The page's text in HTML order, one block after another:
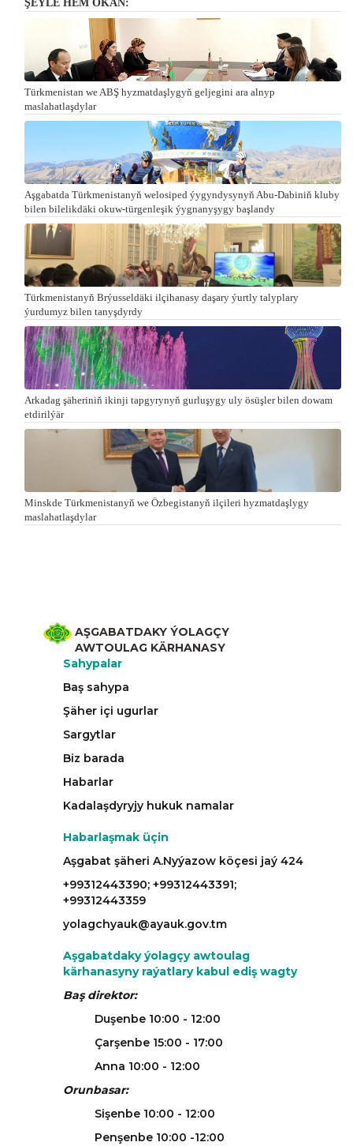
ŞEÝLE HEM OKAŇ:
Türkmenistan we ABŞ hyzmatdaşlygyň geljegini ara alnyp
maslahatlaşdylar
Aşgabatda Türkmenistanyň welosiped ýygyndysynyň Abu-Dabiniň kluby
bilen bilelikdäki okuw-türgenleşik ýygnanyşygy başlandy
Türkmenistanyň Brýusseldäki ilçihanasy daşary ýurtly talyplary
ýurdumyz bilen tanyşdyrdy
Arkadag şäheriniň ikinji tapgyrynyň gurluşygy uly ösüşler bilen dowam
etdirilýär
Minskde Türkmenistanyň we Özbegistanyň ilçileri hyzmatdaşlygy
maslahatlaşdylar
AŞGABATDAKY ÝOLAGÇY
AWTOULAG KÄRHANASY
Sahypalar
Baş sahypa
Şäher içi ugurlar
Sargytlar
Biz barada
Habarlar
Kadalaşdyryjy hukuk namalar
Habarlaşmak üçin
Aşgabat şäheri A.Nyýazow köçesi jaý 424
+99312443390; +99312443391;
+99312443359
yolagchyauk@ayauk.gov.tm
Aşgabatdaky ýolagçy awtoulag
kärhanasyny raýatlary kabul ediş wagty
Baş direktor:
Duşenbe 10:00 - 12:00
Çarşenbe 15:00 - 17:00
Anna 10:00 - 12:00
Orunbasar:
Sişenbe 10:00 - 12:00
Penşenbe 10:00 -12:00